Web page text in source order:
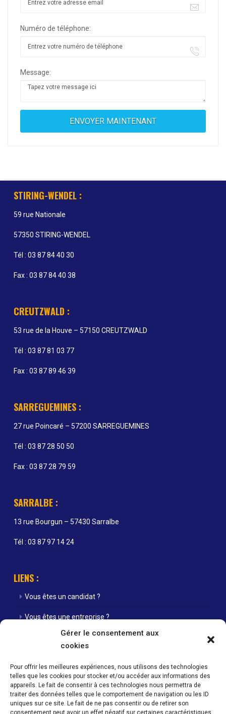
Gérer le consentement aux
cookies
Pour offrir les meilleures expériences, nous utilisons des technologies
telles que les cookies pour stocker et/ou accéder aux informations des
appareils. Le fait de consentir à ces technologies nous permettra de
traiter des données telles que le comportement de navigation ou les ID
uniques sur ce site. Le fait de ne pas consentir ou de retirer son
consentement peut avoir un effet négatif sur certaines caractéristiques
Numéro de téléphone:
Message:
STIRING-WENDEL :
59 rue Nationale
57350 STIRING-WENDEL
Tél : 03 87 84 40 30
Fax : 03 87 84 40 38
CREUTZWALD :
53 rue de la Houve – 57150 CREUTZWALD
Tél : 03 87 81 03 77
Fax : 03 87 89 46 39
SARREGUEMINES :
27 rue Poincaré – 57200 SARREGUEMINES
Tél : 03 87 28 50 50
Fax : 03 87 28 79 59
SARRALBE :
13 rue Bourgun – 57430 Sarralbe
Tél : 03 87 97 14 24
LIENS :
Vous êtes un candidat ?
Vous êtes une entreprise ?
Nos agences
Actualités
Contact